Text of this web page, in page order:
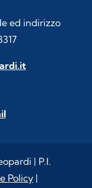
ed indirizzo
| P.I.
Policy|